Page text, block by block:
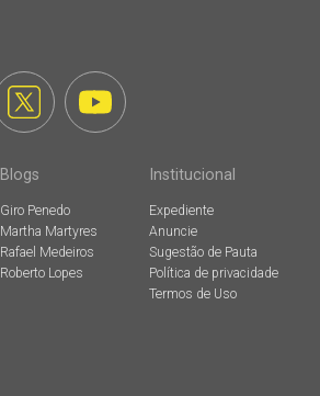
Blogs
Giro Penedo
Martha Martyres
Rafael Medeiros
Roberto Lopes
Institucional
Expediente
Anuncie
Sugestão de Pauta
Política de privacidade
Termos de Uso